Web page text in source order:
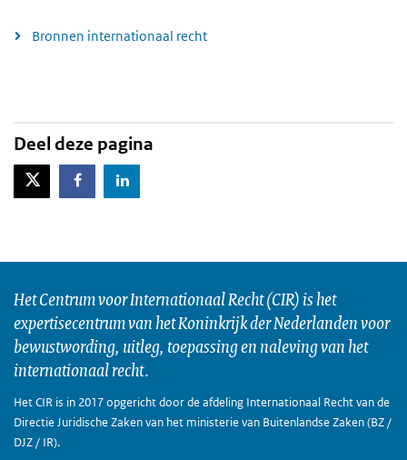
Bronnen internationaal recht
Deel deze pagina
X-TwitterFacebookLinkedIn
Het Centrum voor Internationaal Recht (CIR) is het
expertisecentrum van het Koninkrijk der Nederlanden voor
bewustwording, uitleg, toepassing en naleving van het
internationaal recht.
Het CIR is in 2017 opgericht door de afdeling Internationaal Recht van de
Directie Juridische Zaken van het ministerie van Buitenlandse Zaken (BZ /
DJZ / IR).